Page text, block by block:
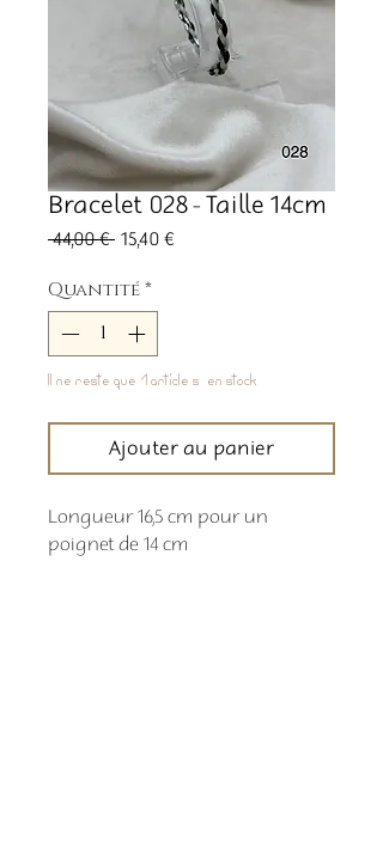
Bracelet 028 - Taille 14cm
44,00 € Prix
15,40 €
Quantité*
Il ne reste que 1 article(s) en stock
Ajouter au panier
Longueur 16,5 cm pour un
poignet de 14 cm